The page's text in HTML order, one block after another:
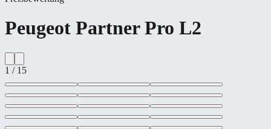
Peugeot Partner Pro L2
1 / 15